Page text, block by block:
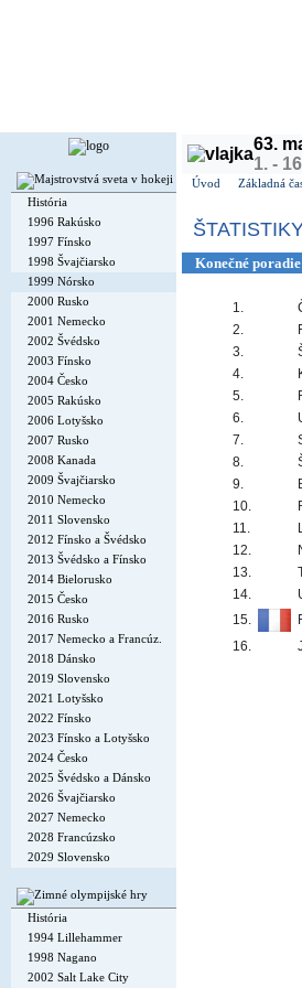
História
1996 Rakúsko
1997 Fínsko
1998 Švajčiarsko
1999 Nórsko
2000 Rusko
2001 Nemecko
2002 Švédsko
2003 Fínsko
2004 Česko
2005 Rakúsko
2006 Lotyšsko
2007 Rusko
2008 Kanada
2009 Švajčiarsko
2010 Nemecko
2011 Slovensko
2012 Fínsko a Švédsko
2013 Švédsko a Fínsko
2014 Bielorusko
2015 Česko
2016 Rusko
2017 Nemecko a Francúz.
2018 Dánsko
2019 Slovensko
2021 Lotyšsko
2022 Fínsko
2023 Fínsko a Lotyšsko
2024 Česko
2025 Švédsko a Dánsko
2026 Švajčiarsko
2027 Nemecko
2028 Francúzsko
2029 Slovensko
História
1994 Lillehammer
1998 Nagano
2002 Salt Lake City
63.
1. -
Úvod Základná
Konečné
1.
2.
3.
4.
5.
6.
7.
8.
9.
10.
11.
12.
13.
14.
15.
16.